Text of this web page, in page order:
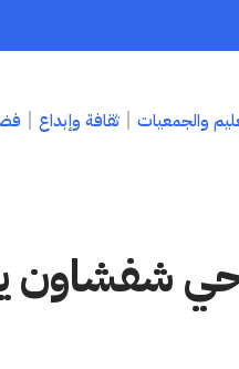
والجمعيات ثقافة وإبداع
شفشاون